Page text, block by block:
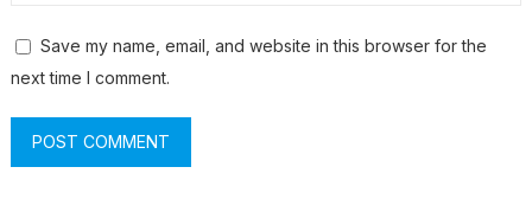
Save my name, email, and website in this browser for the
next time I comment.